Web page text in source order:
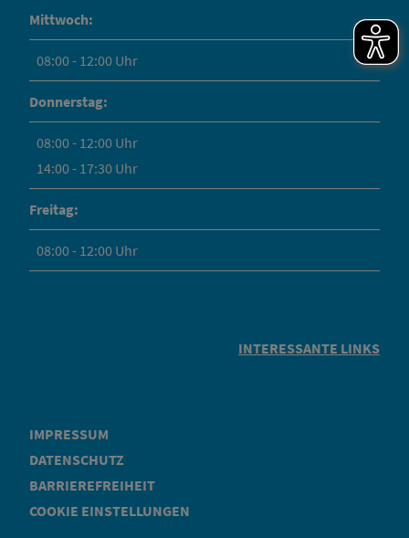
Mittwoch:
08:00 - 12:00 Uhr
Donnerstag:
08:00 - 12:00 Uhr
14:00 - 17:30 Uhr
Freitag:
08:00 - 12:00 Uhr
INTERESSANTE LINKS
IMPRESSUM
DATENSCHUTZ
BARRIEREFREIHEIT
COOKIE EINSTELLUNGEN